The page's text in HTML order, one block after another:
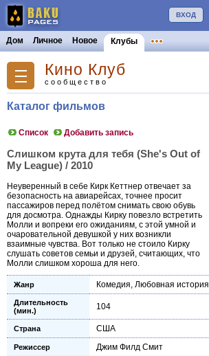
ВХОД
Дом Личное Новое Клубы
Кино Клуб
сообщество
Каталог фильмов
Список Добавить запись
Слишком крута для тебя (She's Out of
My League) / 2010
Неуверенный в себе Кирк Кеттнер отвечает за
безопасность на авиарейсах, точнее просит
пассажиров перед полётом снимать свою обувь
для досмотра. Однажды Кирку повезло встретить
Молли и вопреки его ожиданиям, с этой умной и
очаровательной девушкой у них возникли
взаимные чувства. Вот только не стоило Кирку
слушать советов семьи и друзей, считающих, что
Молли слишком хороша для него.
Жанр Комедия, Любовная история
Длительность
(мин.)
104
Страна США
Режиссер Джим Филд Смит